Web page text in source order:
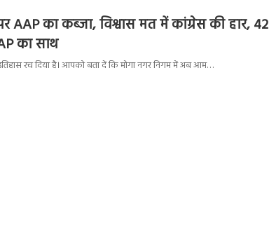
AAP का कब्जा, विश्वास मत में कांग्रेस की हार, 42
का साथ
रच दिया है। आपको बता दें कि मोगा नगर निगम में अब आम…